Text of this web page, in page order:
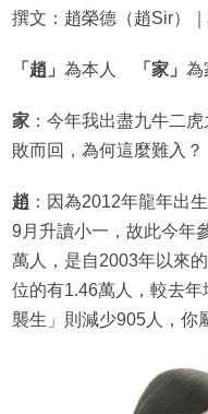
撰文：趙榮德（趙Sir）
「趙」 為本人 「家」 為
家：今年我出盡九牛二
敗而回，為何這麼難入？
趙 ：因為2012年龍年出
9月升讀小一，故此今年
萬人，是自2003年以來
位的有1.46萬人，較去
襲生」則減少905人，你